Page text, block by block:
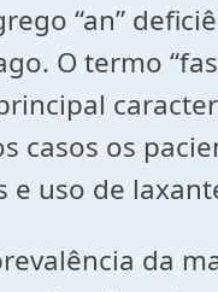
“an”
O termo
casos os
uso de
da